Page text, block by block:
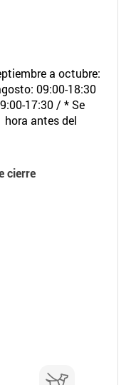
a octubre:
09:00-18:30
17:30 / * Se
hora antes del
cierre